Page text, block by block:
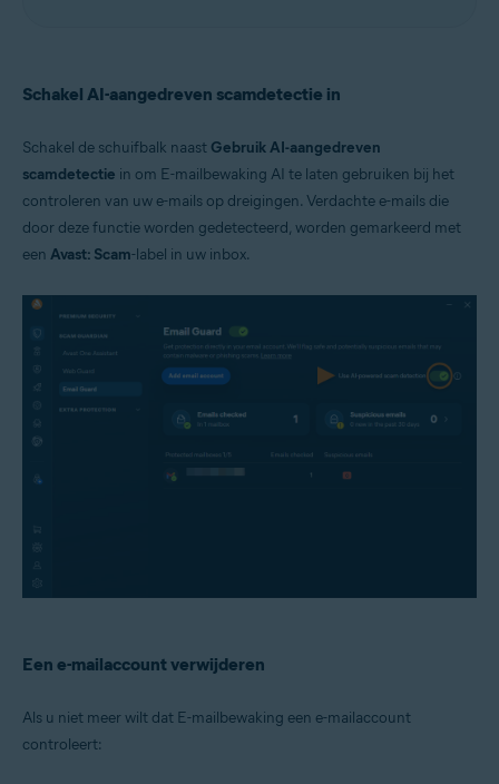
Schakel AI-aangedreven scamdetectie in
Schakel de schuifbalk naast Gebruik AI-aangedreven
scamdetectie in om E-mailbewaking AI te laten gebruiken bij het
controleren van uw e-mails op dreigingen. Verdachte e-mails die
door deze functie worden gedetecteerd, worden gemarkeerd met
een Avast: Scam-label in uw inbox.
Een e-mailaccount verwijderen
Als u niet meer wilt dat E-mailbewaking een e-mailaccount
controleert: